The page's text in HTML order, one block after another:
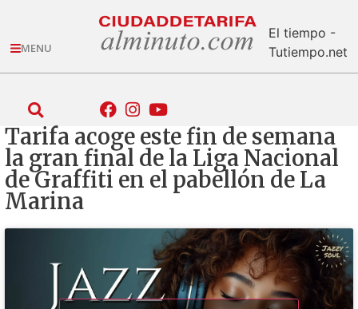
MENU
El tiempo -
Tutiempo.net
Tarifa acoge este fin de semana
la gran final de la Liga Nacional
de Graffiti en el pabellón de La
Marina